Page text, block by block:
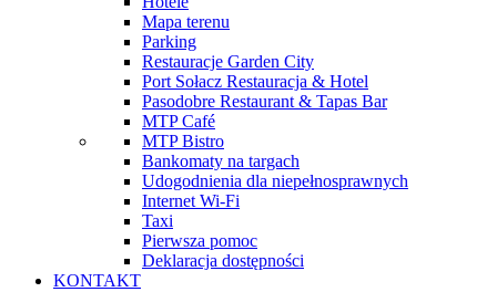
Mapa terenu
Parking
Restauracje Garden City
Port Sołacz Restauracja & Hotel
Pasodobre Restaurant & Tapas Bar
MTP Café
MTP Bistro
Bankomaty na targach
Udogodnienia dla niepełnosprawnych
Internet Wi-Fi
Taxi
Pierwsza pomoc
Deklaracja dostępności
KONTAKT